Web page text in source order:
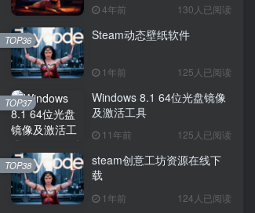
4年前 130人已阅读
Steam动态壁纸软件
1年前 125人已阅读
TOP36
Windows 8.1 64位光盘镜像
及激活工具
11年前 125人已阅读
TOP37
steam创意工坊资源在线下
载
1年前 124人已阅读
TOP38